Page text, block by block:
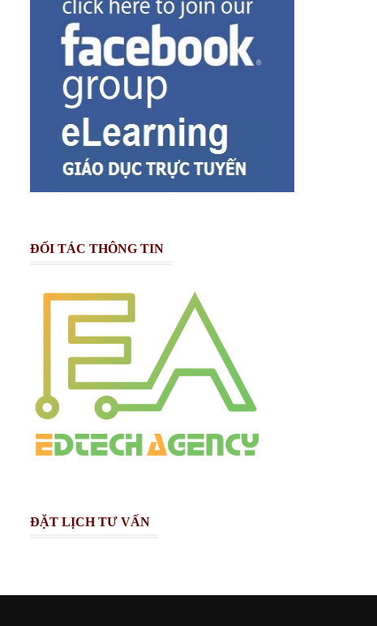
ĐỐI TÁC THÔNG TIN
ĐẶT LỊCH TƯ VẤN